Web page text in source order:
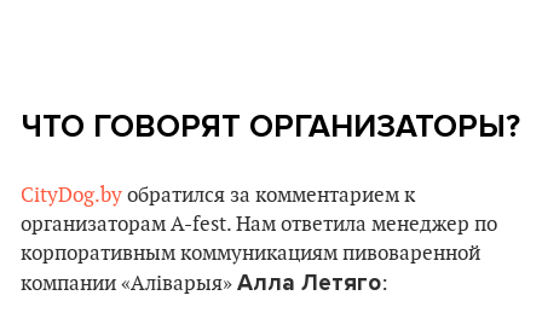
ЧТО ГОВОРЯТ ОРГАНИЗАТОРЫ?
CityDog.by обратился за комментарием к
организаторам A-fest. Нам ответила менеджер по
корпоративным коммуникациям пивоваренной
компании «Аліварыя» Алла Летяго: